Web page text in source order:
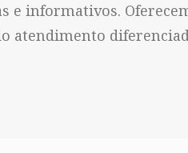
e informativos.
atendimento